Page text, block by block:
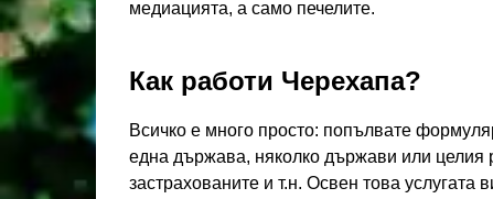
медиацията, а само печелите.
Как работи Черехапа?
Всичко е много просто: попълвате
една държава, няколко държави или целия
застрахованите и т.н. Освен това